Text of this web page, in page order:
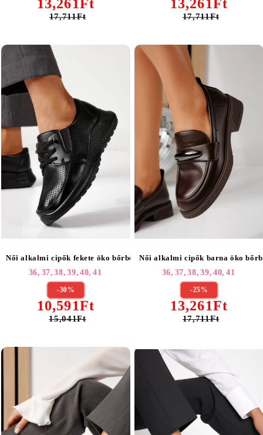
13,261Ft
17,711Ft
13,261Ft
17,711Ft
Női alkalmi cipők fekete öko bőrből készült Gilda #24942
36, 37, 38, 39, 40, 41
-30%
10,591Ft
15,041Ft
Női alkalmi cipők barna öko
36, 37, 38, 39, 40, 41
-25%
13,261Ft
17,711Ft